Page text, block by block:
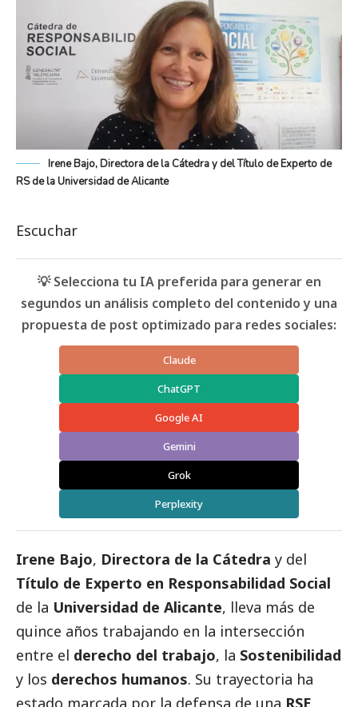
Irene Bajo, Directora de la Cátedra y del Título de Experto de
RS de la Universidad de Alicante
Escuchar
💡 Selecciona tu IA preferida para generar en
segundos un análisis completo del contenido y una
propuesta de post optimizado para redes sociales:
Claude
ChatGPT
Google AI
Gemini
Grok
Perplexity
Irene Bajo, Directora de la Cátedra y del
Título de Experto en Responsabilidad Social
de la Universidad de Alicante, lleva más de
quince años trabajando en la intersección
entre el derecho del trabajo, la Sostenibilidad
y los derechos humanos. Su trayectoria ha
estado marcada por la defensa de una RSE